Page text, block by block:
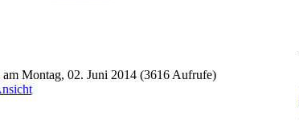
am Montag, 02. Juni 2014 (3616 Aufrufe)